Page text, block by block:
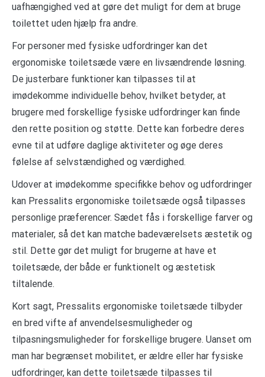
uafhængighed ved at gøre det muligt for dem at bruge
toilettet uden hjælp fra andre.
For personer med fysiske udfordringer kan det
ergonomiske toiletsæde være en livsændrende løsning.
De justerbare funktioner kan tilpasses til at
imødekomme individuelle behov, hvilket betyder, at
brugere med forskellige fysiske udfordringer kan finde
den rette position og støtte. Dette kan forbedre deres
evne til at udføre daglige aktiviteter og øge deres
følelse af selvstændighed og værdighed.
Udover at imødekomme specifikke behov og udfordringer
kan Pressalits ergonomiske toiletsæde også tilpasses
personlige præferencer. Sædet fås i forskellige farver og
materialer, så det kan matche badeværelsets æstetik og
stil. Dette gør det muligt for brugerne at have et
toiletsæde, der både er funktionelt og æstetisk
tiltalende.
Kort sagt, Pressalits ergonomiske toiletsæde tilbyder
en bred vifte af anvendelsesmuligheder og
tilpasningsmuligheder for forskellige brugere. Uanset om
man har begrænset mobilitet, er ældre eller har fysiske
udfordringer, kan dette toiletsæde tilpasses til